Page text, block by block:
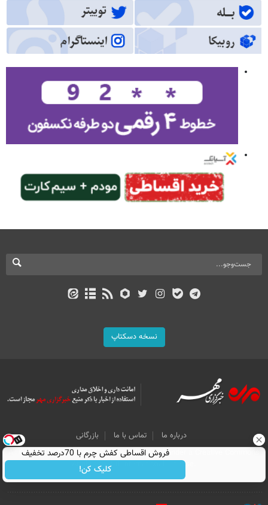
نسخه دسکتاپ
درباره ما تماس با ما
بازرگانی
All Content by Mehr News Agency is licensed under a Creative Commons
Attribution 4.0 International License.
فروش اقساطی کفش چرم با 70درصد تخفیف
کلیک کن!